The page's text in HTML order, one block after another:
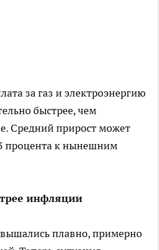
за газ и электроэнергию
быстрее, чем
Средний прирост может
процента к нынешним
инфляции
плавно, примерно